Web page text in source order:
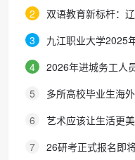
化的必要途径
2
双语教育新标杆：
新区华美双语学校签约剑
3
九江职业大学2025
4
2026年进城务工人
生考试报名通知
5
多所高校毕业生海
弹信号
6
艺术应该让生活更
育！
7
26研考正式报名即